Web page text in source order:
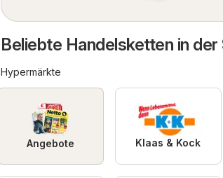
Beliebte Handelsketten in
Hypermärkte
Angebote Klaas & Kock